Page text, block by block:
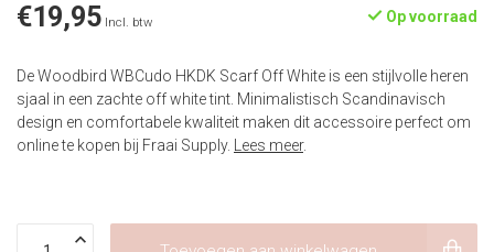
€19,95 Incl. btw Op voorraad
De Woodbird WBCudo HKDK Scarf Off White is een stijlvolle heren
sjaal in een zachte off white tint. Minimalistisch Scandinavisch
design en comfortabele kwaliteit maken dit accessoire perfect om
online te kopen bij Fraai Supply.
Lees meer.